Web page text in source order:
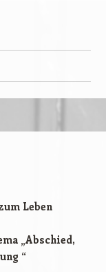
Leben
„Abschied,
“